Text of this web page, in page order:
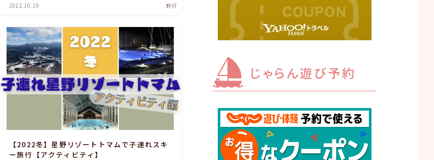
2022.10.19 旅行
【2022冬】星野リゾートトマムで子連れスキ
ー旅行【アクティビティ】
じゃらん遊び予約